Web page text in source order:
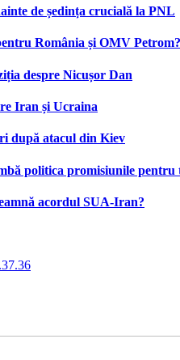
de ședința crucială la PNL
România și OMV Petrom?
despre Nicușor Dan
Iran și Ucraina
după atacul din Kiev
politica promisiunile pentru
acordul SUA-Iran?